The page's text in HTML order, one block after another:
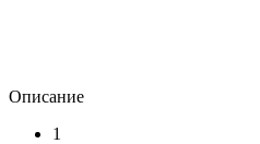
Описание
1